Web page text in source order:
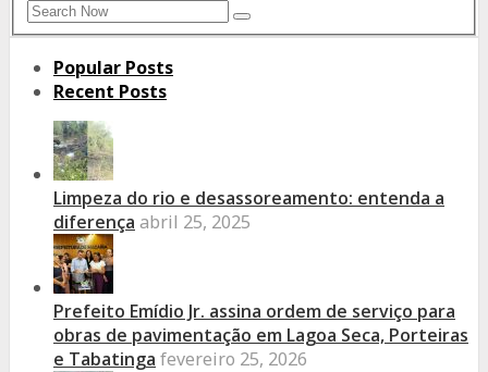
Search
for:
Search
Popular Posts
Recent Posts
Limpeza do rio e desassoreamento: entenda a
diferença abril 25, 2025
Prefeito Emídio Jr. assina ordem de serviço para
obras de pavimentação em Lagoa Seca, Porteiras
e Tabatinga fevereiro 25, 2026